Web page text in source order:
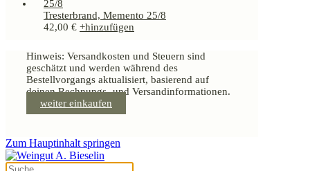
Tresterbrand, Memento 25/8
42,00 € +hinzufügen
Hinweis: Versandkosten und Steuern sind
geschätzt und werden während des
Bestellvorgangs aktualisiert, basierend auf
deinen Rechnungs- und Versandinformationen.
weiter einkaufen
Zum Hauptinhalt springen